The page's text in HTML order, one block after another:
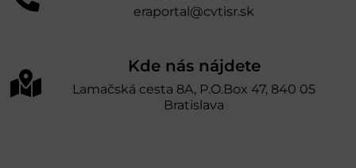
eraportal@cvtisr.sk
Kde nás nájdete
Lamačská cesta 8A, P.O.Box 47, 840 05
Bratislava